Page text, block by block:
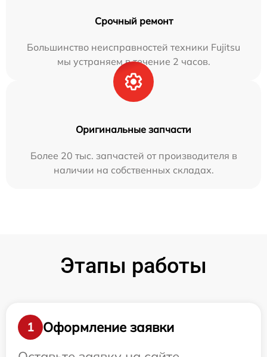
Срочный ремонт
Большинство неисправностей техники Fujitsu
мы устраняем в течение 2 часов.
Оригинальные запчасти
Более 20 тыс. запчастей от производителя в
наличии на собственных складах.
Этапы работы
1
Оформление заявки